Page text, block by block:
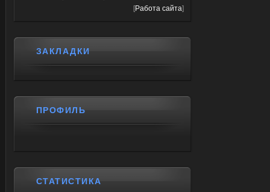
[Работа сайта]
ЗАКЛАДКИ
ПРОФИЛЬ
СТАТИСТИКА